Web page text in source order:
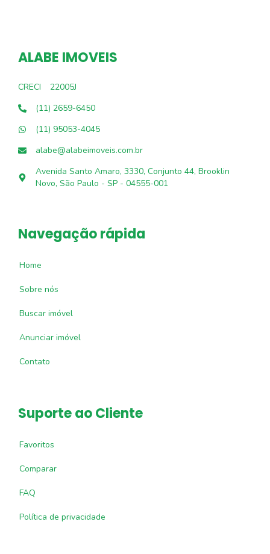
ALABE IMOVEIS
CRECI
22005J
(11) 2659-6450
(11) 95053-4045
alabe@alabeimoveis.com.br
Avenida Santo Amaro, 3330, Conjunto 44, Brooklin
Novo, São Paulo - SP - 04555-001
Navegação rápida
Home
Sobre nós
Buscar imóvel
Anunciar imóvel
Contato
Suporte ao Cliente
Favoritos
Comparar
FAQ
Política de privacidade